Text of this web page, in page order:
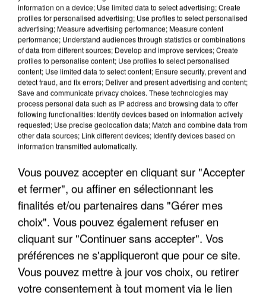
APRÈS TOUTES CES CANICULES, LES REFUGES
DE FAUNE SAUVAGE SONT...
information on a device; Use limited data to select advertising; Create
profiles for personalised advertising; Use profiles to select personalised
advertising; Measure advertising performance; Measure content
performance; Understand audiences through statistics or combinations
of data from different sources; Develop and improve services; Create
profiles to personalise content; Use profiles to select personalised
content; Use limited data to select content; Ensure security, prevent and
detect fraud, and fix errors; Deliver and present advertising and content;
Save and communicate privacy choices. These technologies may
process personal data such as IP address and browsing data to offer
following functionalities: Identify devices based on information actively
requested; Use precise geolocation data; Match and combine data from
other data sources; Link different devices; Identify devices based on
information transmitted automatically.
Vous pouvez accepter en cliquant sur "Accepter
et fermer", ou affiner en sélectionnant les
finalités et/ou partenaires dans "Gérer mes
choix". Vous pouvez également refuser en
cliquant sur "Continuer sans accepter". Vos
préférences ne s'appliqueront que pour ce site.
Vous pouvez mettre à jour vos choix, ou retirer
votre consentement à tout moment via le lien